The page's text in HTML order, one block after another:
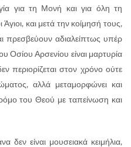
για τη Μονή και για όλη τη
Άγιοι, και μετά την κοίμησή τους,
πρεσβεύουν αδιαλείπτως υπέρ
Οσίου Αρσενίου είναι μαρτυρία
περιορίζεται στον χρόνο ούτε
αλλά μεταμορφώνει και
του Θεού με ταπείνωση και
δεν είναι μουσειακά κειμήλια,